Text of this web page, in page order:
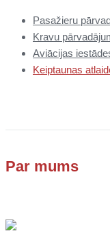
Pasažieru
Kravu
Aviācijas
Keiptaunas
Par mums